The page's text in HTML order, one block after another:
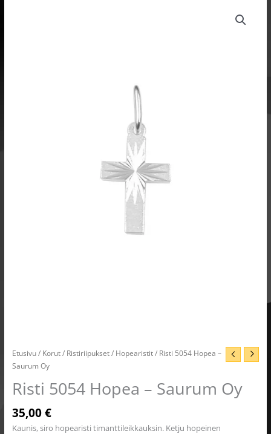
Etusivu/ Korut/ Ristiriipukset/ Hopearistit/ Risti 5054 Hopea –
Saurum Oy
Risti 5054 Hopea – Saurum Oy
35,00€
Kaunis, siro hopearisti timanttileikkauksin. Ketju hopeinen